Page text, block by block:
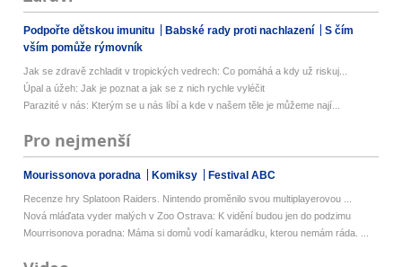
Podpořte dětskou imunitu Babské rady proti nachlazení
S čím
vším pomůže rýmovník
Jak se zdravě zchladit v tropických vedrech: Co pomáhá a kdy už riskuj...
Úpal a úžeh: Jak je poznat a jak se z nich rychle vyléčit
Parazité v nás: Kterým se u nás líbí a kde v našem těle je můžeme nají...
Pro nejmenší
Mourissonova poradna Komiksy Festival ABC
Recenze hry Splatoon Raiders. Nintendo proměnilo svou multiplayerovou ...
Nová mláďata vyder malých v Zoo Ostrava: K vidění budou jen do podzimu
Mourrisonova poradna: Máma si domů vodí kamarádku, kterou nemám ráda. ...